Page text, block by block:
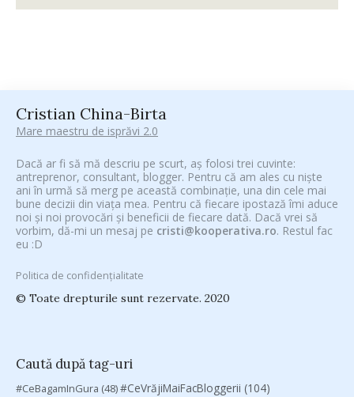
Cristian China-Birta
Mare maestru de isprăvi 2.0
Dacă ar fi să mă descriu pe scurt, aș folosi trei cuvinte:
antreprenor, consultant, blogger. Pentru că am ales cu niște
ani în urmă să merg pe această combinație, una din cele mai
bune decizii din viața mea. Pentru că fiecare ipostază îmi aduce
noi și noi provocări și beneficii de fiecare dată. Dacă vrei să
vorbim, dă-mi un mesaj pe cristi@kooperativa.ro. Restul fac
eu :D
Politica de confidențialitate
© Toate drepturile sunt rezervate. 2020
Caută după tag-uri
#CeBagamInGura (48)#CeVrăjiMaiFacBloggerii (104)